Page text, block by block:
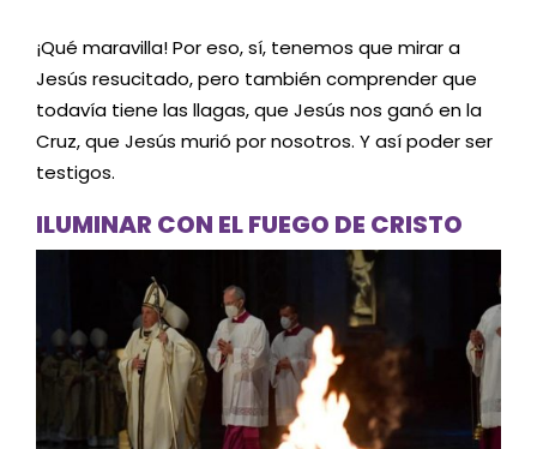
¡Qué maravilla! Por eso, sí, tenemos que mirar a
Jesús resucitado, pero también comprender que
todavía tiene las llagas, que Jesús nos ganó en la
Cruz, que Jesús murió por nosotros. Y así poder ser
testigos.
ILUMINAR CON EL FUEGO DE CRISTO